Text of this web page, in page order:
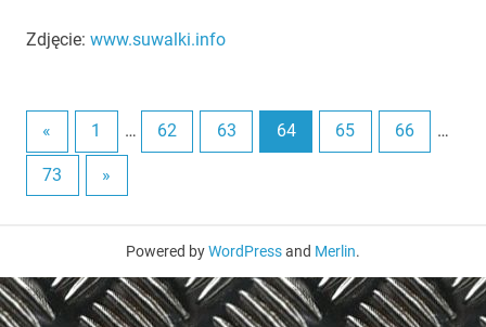
Zdjęcie: www.suwalki.info
« 1 … 62 63 64 65 66 …
73 »
Powered byWordPressand Merlin.